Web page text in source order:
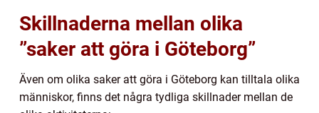
Skillnaderna mellan olika
”saker att göra i Göteborg”
Även om olika saker att göra i Göteborg kan tilltala olika
människor, finns det några tydliga skillnader mellan de